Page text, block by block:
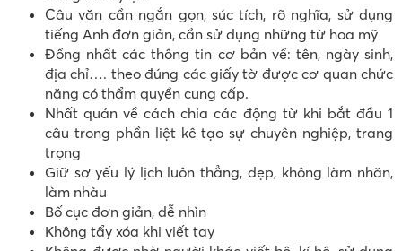
Câu văn cần ngắn gọn, súc tích, rõ nghĩa, sử dụng
tiếng Anh đơn giản, cần sử dụng những từ hoa mỹ
Đồng nhất các thông tin cơ bản về: tên, ngày sinh,
địa chỉ…. theo đúng các giấy tờ được cơ quan chức
năng có thẩm quyền cung cấp.
Nhất quán về cách chia các động từ khi bắt đầu 1
câu trong phần liệt kê tạo sự chuyên nghiệp, trang
trọng
Giữ sơ yếu lý lịch luôn thẳng, đẹp, không làm nhăn,
làm nhàu
Bố cục đơn giản, dễ nhìn
Không tẩy xóa khi viết tay